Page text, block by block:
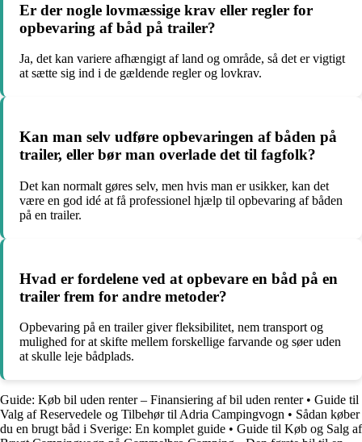
Er der nogle lovmæssige krav eller regler for
opbevaring af båd på trailer?
Ja, det kan variere afhængigt af land og område, så det er vigtigt
at sætte sig ind i de gældende regler og lovkrav.
Kan man selv udføre opbevaringen af båden på
trailer, eller bør man overlade det til fagfolk?
Det kan normalt gøres selv, men hvis man er usikker, kan det
være en god idé at få professionel hjælp til opbevaring af båden
på en trailer.
Hvad er fordelene ved at opbevare en båd på en
trailer frem for andre metoder?
Opbevaring på en trailer giver fleksibilitet, nem transport og
mulighed for at skifte mellem forskellige farvande og søer uden
at skulle leje bådplads.
Guide: Køb bil uden renter – Finansiering af bil uden renter• Guide til
Valg af Reservedele og Tilbehør til Adria Campingvogn • Sådan køber
du en brugt båd i Sverige: En komplet guide • Guide til Køb og Salg af